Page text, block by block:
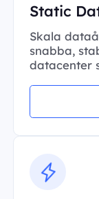
Static
Skala
snabba,
datacenter